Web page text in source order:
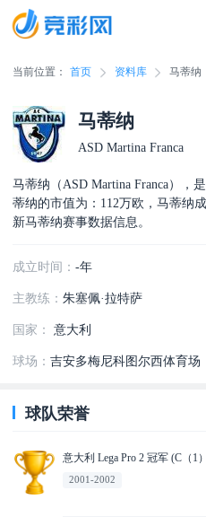
当前位置： 首页 资料库 马蒂纳
马蒂纳
ASD Martina Franca
马蒂纳（ASD Martina Franca），
蒂纳的市值为：112万欧，马蒂纳
新马蒂纳赛事数据信息。
成立时间：-年
主教练：朱塞佩·拉特萨
国家： 意大利
球场：吉安多梅尼科图尔西体育场
球队荣誉
意大利 Lega Pro 2 冠军 (C（1）
2001-2002